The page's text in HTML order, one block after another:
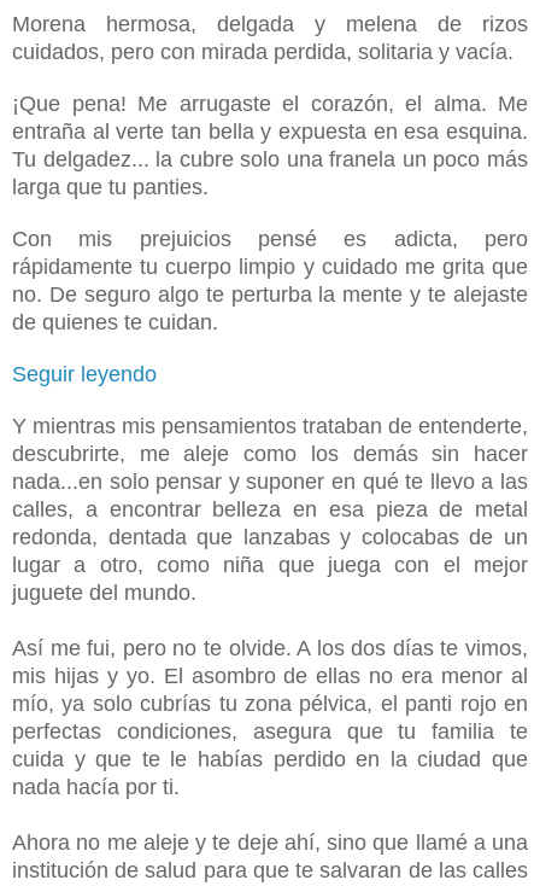
Morena hermosa, delgada y melena de rizos
cuidados, pero con mirada perdida, solitaria y vacía.
¡Que pena! Me arrugaste el corazón, el alma. Me
entraña al verte tan bella y expuesta en esa esquina.
Tu delgadez... la cubre solo una franela un poco más
larga que tu panties.
Con mis prejuicios pensé es adicta, pero
rápidamente tu cuerpo limpio y cuidado me grita que
no. De seguro algo te perturba la mente y te alejaste
de quienes te cuidan.
Seguir leyendo
Y mientras mis pensamientos trataban de entenderte,
descubrirte, me aleje como los demás sin hacer
nada...en solo pensar y suponer en qué te llevo a las
calles, a encontrar belleza en esa pieza de metal
redonda, dentada que lanzabas y colocabas de un
lugar a otro, como niña que juega con el mejor
juguete del mundo.
Así me fui, pero no te olvide. A los dos días te vimos,
mis hijas y yo. El asombro de ellas no era menor al
mío, ya solo cubrías tu zona pélvica, el panti rojo en
perfectas condiciones, asegura que tu familia te
cuida y que te le habías perdido en la ciudad que
nada hacía por ti.
Ahora no me aleje y te deje ahí, sino que llamé a una
institución de salud para que te salvaran de las calles